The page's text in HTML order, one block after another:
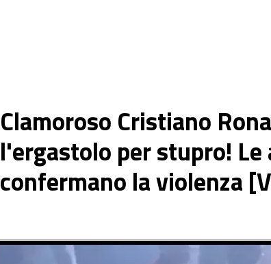
Clamoroso Cristiano
l'ergastolo per stupro! Le
confermano la violenza